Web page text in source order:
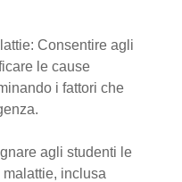
Consentire agli
le cause
i fattori che
agli studenti le
inclusa